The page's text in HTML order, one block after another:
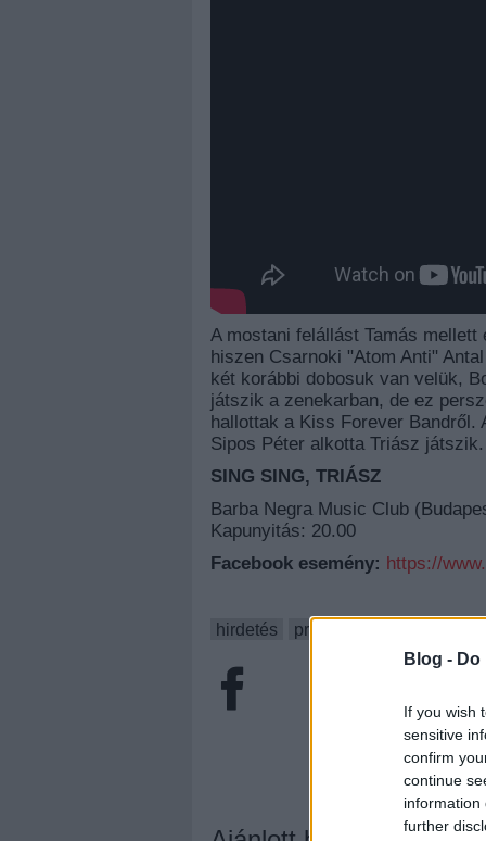
Blog -
If you wish
sensitive
confirm
continue
information
further
A mostani felállást Tamás mellett
hiszen Csarnoki "Atom Anti"
két korábbi dobosuk van velük,
játszik a zenekarban, de ez
hallottak a Kiss Forever Bandről.
Sipos Péter alkotta Triász játszik.
SING SING, TRIÁSZ
Barba Negra Music Club
Kapunyitás: 20.00
Facebook esemény: https://
hirdetés programjánló